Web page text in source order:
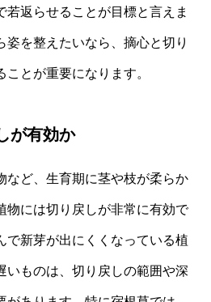
若返らせることが目標と言えま
姿を整えたいなら、摘心と切り
とが重要になります。
が有効か
など、生育期に茎や枝が柔らか
物には切り戻しが非常に有効で
で新芽が出にくくなっている植
いものは、切り戻しの範囲や深